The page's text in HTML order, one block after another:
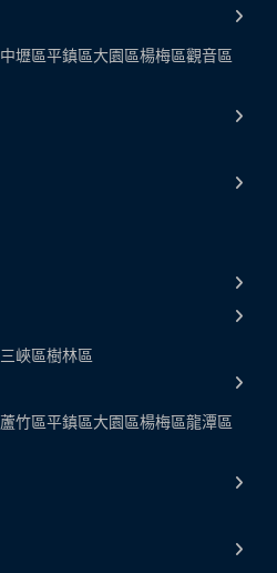
中壢區平鎮區大園區楊梅區觀音區
三峽區樹林區
蘆竹區平鎮區大園區楊梅區龍潭區